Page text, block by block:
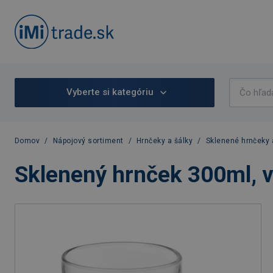
Vyberte si kategóriu
Domov / Nápojový sortiment / Hrnčeky a šálky / Sklenené hrnčeky
Sklenený hrnček 300ml,